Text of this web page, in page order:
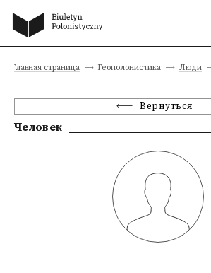
Главная страница Геополонистика Люди
Вернуться
Человек